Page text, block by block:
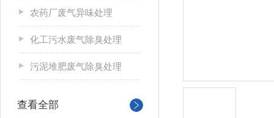
农药厂废气异味处理
化工污水废气除臭处理
污泥堆肥废气除臭处理
查看全部